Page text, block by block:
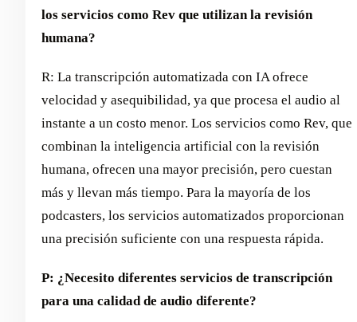
los servicios como Rev que utilizan la revisión
humana?
R: La transcripción automatizada con IA ofrece
velocidad y asequibilidad, ya que procesa el audio al
instante a un costo menor. Los servicios como Rev, que
combinan la inteligencia artificial con la revisión
humana, ofrecen una mayor precisión, pero cuestan
más y llevan más tiempo. Para la mayoría de los
podcasters, los servicios automatizados proporcionan
una precisión suficiente con una respuesta rápida.
P: ¿Necesito diferentes servicios de transcripción
para una calidad de audio diferente?